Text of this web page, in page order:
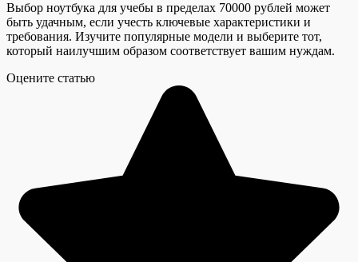
Выбор ноутбука для учебы в пределах 70000 рублей может
быть удачным, если учесть ключевые характеристики и
требования. Изучите популярные модели и выберите тот,
который наилучшим образом соответствует вашим нуждам.
Оцените статью